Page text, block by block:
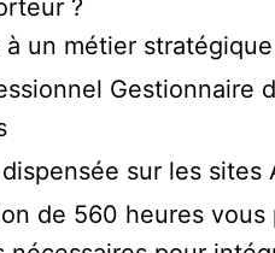
?
un métier
Gestionnaire
sur les sites
de 560 heures vous